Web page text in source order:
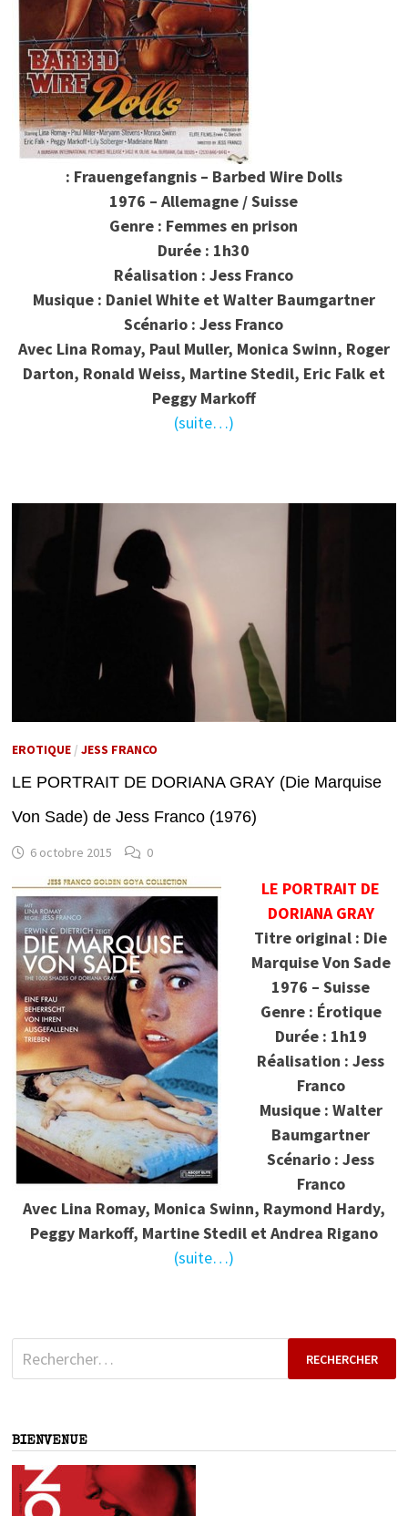
: Frauengefangnis – Barbed Wire Dolls
1976 – Allemagne / Suisse
Genre : Femmes en prison
Durée : 1h30
Réalisation : Jess Franco
Musique : Daniel White et Walter Baumgartner
Scénario : Jess Franco
Avec Lina Romay, Paul Muller, Monica Swinn, Roger
Darton, Ronald Weiss, Martine Stedil, Eric Falk et
Peggy Markoff
(suite…)
EROTIQUE/ JESS FRANCO
LE PORTRAIT DE DORIANA GRAY (Die Marquise
Von Sade) de Jess Franco (1976)
6 octobre 2015 0
LE PORTRAIT DE
DORIANA GRAY
Titre original : Die
Marquise Von Sade
1976 – Suisse
Genre : Érotique
Durée : 1h19
Réalisation : Jess
Franco
Musique : Walter
Baumgartner
Scénario : Jess
Franco
Avec Lina Romay, Monica Swinn, Raymond Hardy,
Peggy Markoff, Martine Stedil et Andrea Rigano
(suite…)
Rechercher :
BIENVENUE